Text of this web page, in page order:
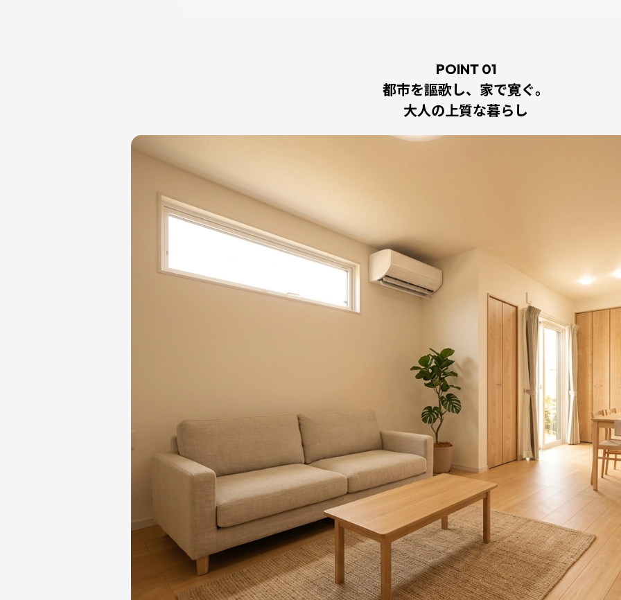
POINT 01
都市を謳歌し、家で寛ぐ。
大人の上質な暮らし